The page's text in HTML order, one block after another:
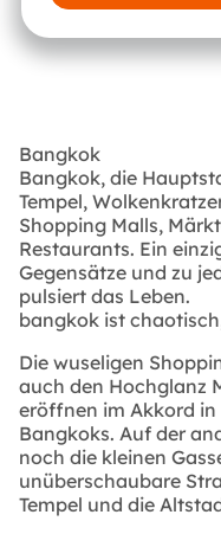
Bangkok
Bangkok, die
Tempel,
Shopping Malls,
Restaurants. Ein
Gegensätze und zu
pulsiert das Leben.
bangkok ist
Die wuseligen
auch den Hochglanz
eröffnen im Akkord in
Bangkoks. Auf der
noch die kleinen
unüberschaubare
Tempel und die